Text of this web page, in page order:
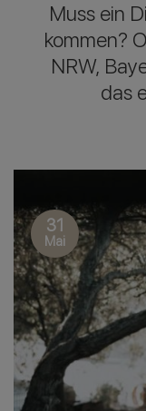
Muss ein
kommen?
NRW,
das
31
Mai